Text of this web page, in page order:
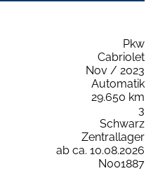
Pkw
Cabriolet
Nov / 2023
Automatik
29.650 km
3
Schwarz
Zentrallager
ab ca. 10.08.2026
N001887